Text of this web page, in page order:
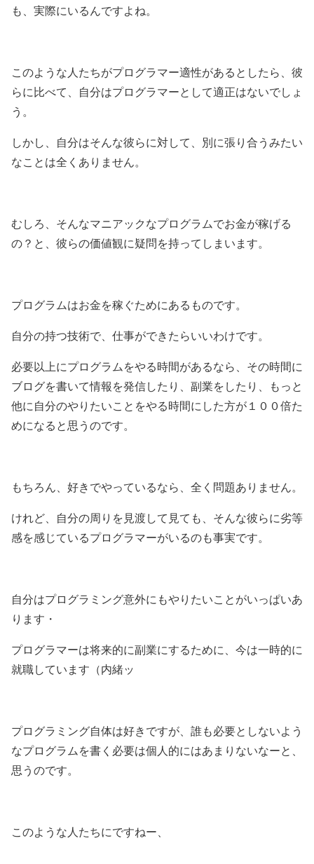
も、実際にいるんですよね。
このような人たちがプログラマー適性があるとしたら、彼
らに比べて、自分はプログラマーとして適正はないでしょ
う。
しかし、自分はそんな彼らに対して、別に張り合うみたい
なことは全くありません。
むしろ、そんなマニアックなプログラムでお金が稼げる
の？と、彼らの価値観に疑問を持ってしまいます。
プログラムはお金を稼ぐためにあるものです。
自分の持つ技術で、仕事ができたらいいわけです。
必要以上にプログラムをやる時間があるなら、その時間に
ブログを書いて情報を発信したり、副業をしたり、もっと
他に自分のやりたいことをやる時間にした方が１００倍た
めになると思うのです。
もちろん、好きでやっているなら、全く問題ありません。
けれど、自分の周りを見渡して見ても、そんな彼らに劣等
感を感じているプログラマーがいるのも事実です。
自分はプログラミング意外にもやりたいことがいっぱいあ
ります・
プログラマーは将来的に副業にするために、今は一時的に
就職しています（内緒ッ
プログラミング自体は好きですが、誰も必要としないよう
なプログラムを書く必要は個人的にはあまりないなーと、
思うのです。
このような人たちにですねー、